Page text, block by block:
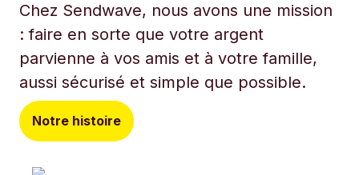
Chez Sendwave, nous avons une mission
: faire en sorte que votre argent
parvienne à vos amis et à votre famille,
aussi sécurisé et simple que possible.
Notre histoire